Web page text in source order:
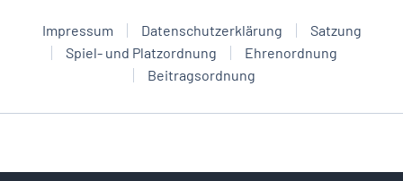
Impressum Datenschutzerklärung
Satzung
Spiel- und Platzordnung
Ehrenordnung
Beitragsordnung